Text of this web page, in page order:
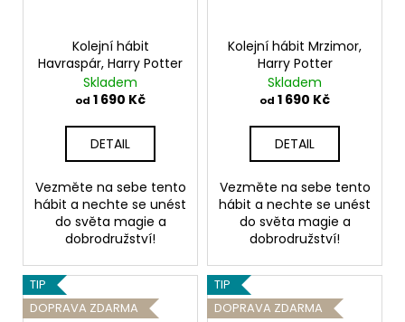
Kolejní hábit
Havraspár, Harry Potter
Skladem
od 1 690 Kč
DETAIL
Vezměte na sebe tento
hábit a nechte se unést
do světa magie a
dobrodružství!
Kolejní hábit Mrzimor,
Harry Potter
Skladem
od 1 690 Kč
DETAIL
Vezměte na sebe tento
hábit a nechte se unést
do světa magie a
dobrodružství!
TIP
DOPRAVA ZDARMA
TIP
DOPRAVA ZDARMA